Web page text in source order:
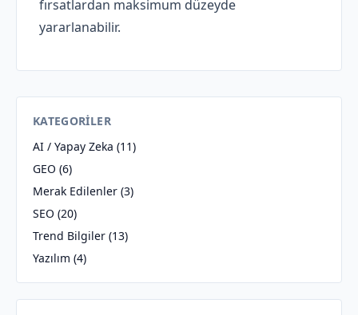
fırsatlardan maksimum düzeyde
yararlanabilir.
KATEGORILER
AI / Yapay Zeka (11)
GEO (6)
Merak Edilenler (3)
SEO (20)
Trend Bilgiler (13)
Yazılım (4)